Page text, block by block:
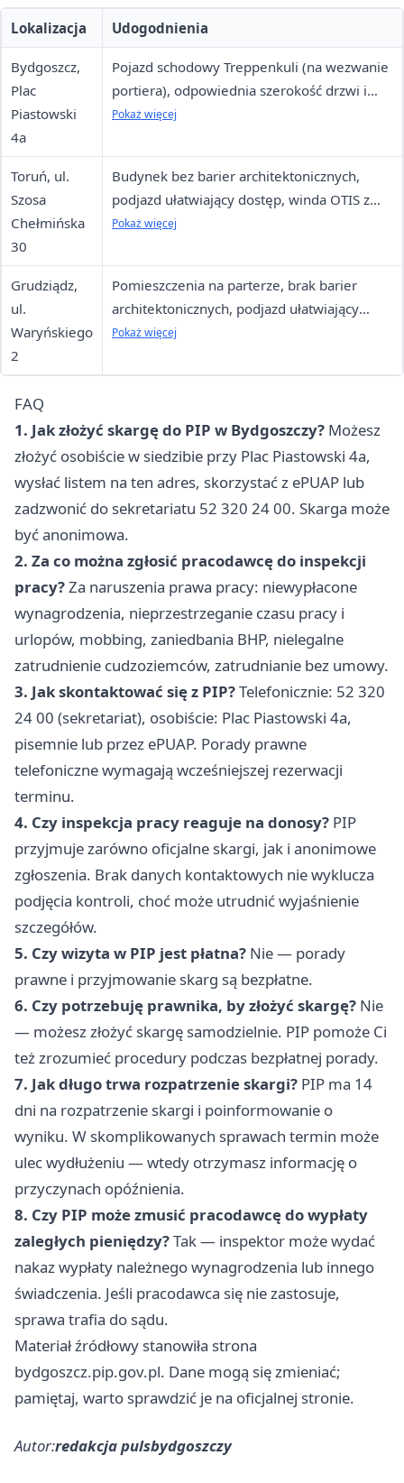
Lokalizacja Udogodnienia
Bydgoszcz,
Plac
Piastowski
4a
Pojazd schodowy Treppenkuli (na wezwanie
portiera), odpowiednia szerokość drzwi i
ciągów komunikacyjnych, brak progów
Pokaż więcej
Toruń, ul.
Szosa
Chełmińska
30
Budynek bez barier architektonicznych,
podjazd ułatwiający dostęp, winda OTIS z
poręczami i oznakowaniem Braille'a, toaleta
parkingowe dla osób niepełnosprawnych
Pokaż więcej
Grudziądz,
ul.
Waryńskiego
2
Pomieszczenia na parterze, brak barier
architektonicznych, podjazd ułatwiający
dostęp, toaleta dostosowana do potrzeb
Pokaż więcej
FAQ
1. Jak złożyć skargę do PIP w Bydgoszczy? Możesz
złożyć osobiście w siedzibie przy Plac Piastowski 4a,
wysłać listem na ten adres, skorzystać z ePUAP lub
zadzwonić do sekretariatu 52 320 24 00. Skarga może
być anonimowa.
2. Za co można zgłosić pracodawcę do inspekcji
pracy?Za naruszenia prawa pracy: niewypłacone
wynagrodzenia, nieprzestrzeganie czasu pracy i
urlopów, mobbing, zaniedbania BHP, nielegalne
zatrudnienie cudzoziemców, zatrudnianie bez umowy.
3. Jak skontaktować się z PIP?Telefonicznie: 52 320
24 00 (sekretariat), osobiście: Plac Piastowski 4a,
pisemnie lub przez ePUAP. Porady prawne
telefoniczne wymagają wcześniejszej rezerwacji
terminu.
4. Czy inspekcja pracy reaguje na donosy? PIP
przyjmuje zarówno oficjalne skargi, jak i anonimowe
zgłoszenia. Brak danych kontaktowych nie wyklucza
podjęcia kontroli, choć może utrudnić wyjaśnienie
szczegółów.
5. Czy wizyta w PIP jest płatna? Nie — porady
prawne i przyjmowanie skarg są bezpłatne.
6. Czy potrzebuję prawnika, by złożyć skargę? Nie
— możesz złożyć skargę samodzielnie. PIP pomoże Ci
też zrozumieć procedury podczas bezpłatnej porady.
7. Jak długo trwa rozpatrzenie skargi? PIP ma 14
dni na rozpatrzenie skargi i poinformowanie o
wyniku. W skomplikowanych sprawach termin może
ulec wydłużeniu — wtedy otrzymasz informację o
przyczynach opóźnienia.
8. Czy PIP może zmusić pracodawcę do wypłaty
zaległych pieniędzy?Tak — inspektor może wydać
nakaz wypłaty należnego wynagrodzenia lub innego
świadczenia. Jeśli pracodawca się nie zastosuje,
sprawa trafia do sądu.
Materiał źródłowy stanowiła strona
bydgoszcz.pip.gov.pl. Dane mogą się zmieniać;
pamiętaj, warto sprawdzić je na oficjalnej stronie.
Autor:redakcja pulsbydgoszczy